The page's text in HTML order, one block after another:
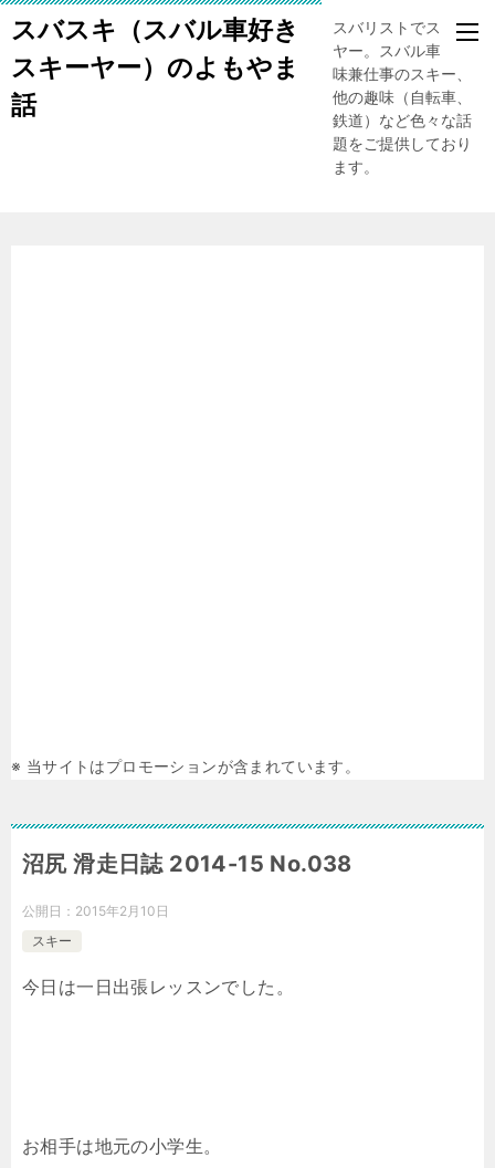
スバスキ（スバル車好き
スキーヤー）のよもやま
話
スバリストでスキー
ヤー。スバル車、趣
味兼仕事のスキー、
他の趣味（自転車、
鉄道）など色々な話
題をご提供しており
ます。
※ 当サイトはプロモーションが含まれています。
沼尻 滑走日誌 2014-15 No.038
公開日： 2015年2月10日
スキー
今日は一日出張レッスンでした。
お相手は地元の小学生。